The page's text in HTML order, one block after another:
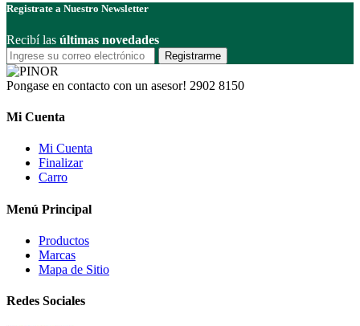
Registrate a Nuestro Newsletter
Recibí las últimas novedades
Registrarme
Pongase en contacto con un asesor! 2902 8150
Mi Cuenta
Mi Cuenta
Finalizar
Carro
Menú Principal
Productos
Marcas
Mapa de Sitio
Redes Sociales